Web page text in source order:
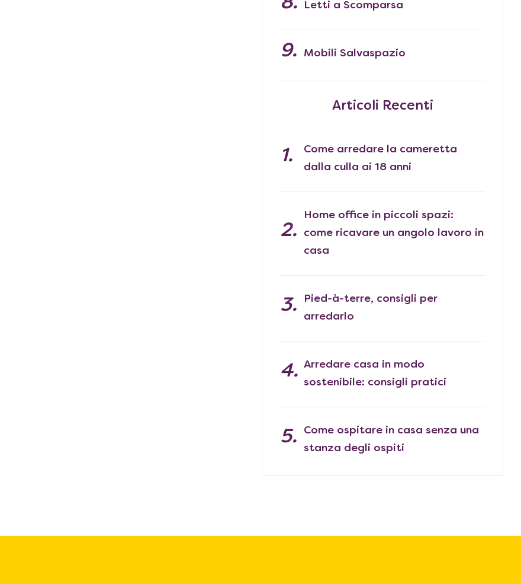
Letti a Scomparsa
Mobili Salvaspazio
Articoli Recenti
Come arredare la cameretta
dalla culla ai 18 anni
Home office in piccoli spazi:
come ricavare un angolo lavoro in
casa
Pied-à-terre, consigli per
arredarlo
Arredare casa in modo
sostenibile: consigli pratici
Come ospitare in casa senza una
stanza degli ospiti